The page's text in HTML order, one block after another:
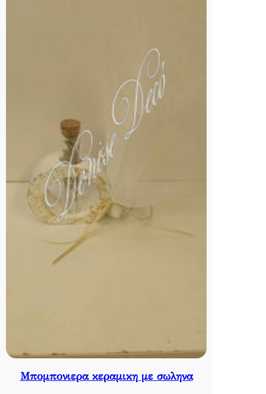
Μπομπονιερα κεραμικη με σωληνα